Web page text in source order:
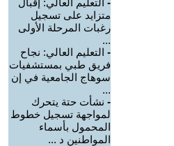
- التعليم العالي: إقبال
متزايد على تسجيل
رغبات المرحلة الأولى
...
- التعليم العالي: نجاح
فريق طبي بمستشفيات
سوهاج الجامعية في إن
...
- نشأت حتة يتحرك
لمواجهة تسجيل خطوط
المحمول بأسماء
المواطنين د ...